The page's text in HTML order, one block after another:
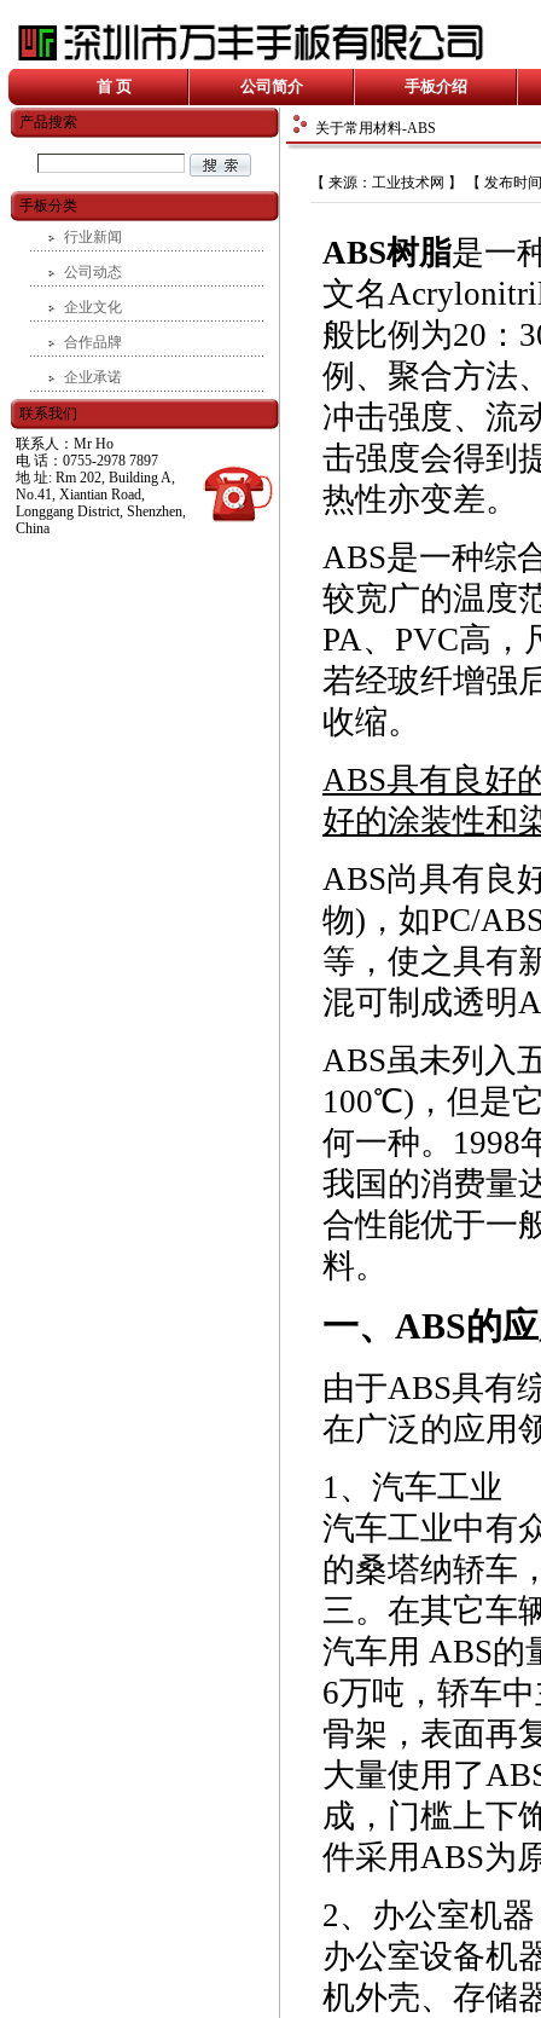
首 页 公司简介 手板介绍
关于常用材料-ABS
【 来源：工业技术网 】 【 发布时
ABS树脂是一
文名
般比例为20：
例、聚合方法
冲击强度、流
击强度会得到
热性亦变差。
ABS是一种综
较宽广的温度
PA、PVC高，
若经玻纤增强
收缩。
ABS具有良好
好的涂装性和
ABS尚具有良
物)，如PC/
等，使之具有
混可制成透明
ABS虽未列入
100℃)，但是
何一种。1998
我国的消费量
合性能优于一
料。
一、ABS的
由于ABS具有
在广泛的应用
1、汽车工业
汽车工业中有
的桑塔纳轿车
三。在其它车
汽车用 ABS的
6万吨，轿车
骨架，表面再
大量使用了
成，门槛上下
件采用ABS为
2、办公室机器
办公室设备机
机外壳、存储
产品搜索
手板分类
行业新闻
公司动态
企业文化
合作品牌
企业承诺
联系我们
联系人：Mr Ho
电 话：0755-2978 7897
地 址: Rm 202, Building A,
No.41, Xiantian Road,
Longgang District, Shenzhen,
China